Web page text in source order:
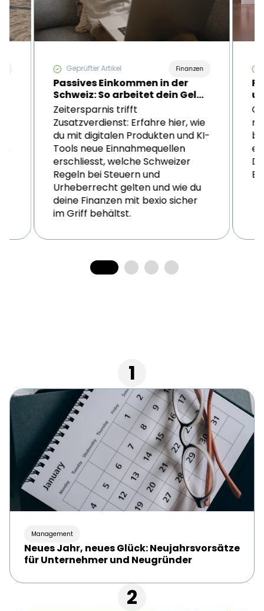
Geprüfter Artikel Finanzen
Passives Einkommen in der
Schweiz: So arbeitet dein Geld
für dich
Zeitersparnis trifft
Zusatzverdienst: Erfahre hier, wie
du mit digitalen Produkten und KI-
Tools neue Einnahmequellen
erschliesst, welche Schweizer
Regeln bei Steuern und
Urheberrecht gelten und wie du
deine Finanzen mit bexio sicher
im Griff behältst.
1
Management
Neues Jahr, neues Glück: Neujahrsvorsätze
für Unternehmer und Neugründer
2